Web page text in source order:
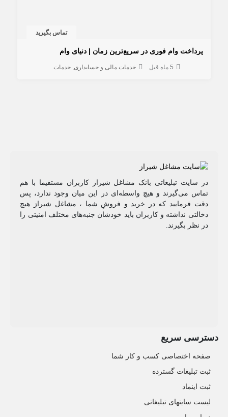
تماس بگیرید
پرداخت وام فوری در سریع‌ترین زمان | دنیای وام
5 ماه قبل خدمات مالی و حسابداری خدمات
در سایت تبلیغاتی بانک مشاغل شیراز کاربران مستقیما با هم
تماس می‌گیرند و هیچ واسطه‌ای در این میان وجود ندارد، پس
دقت فرمایید که در خرید و فروشِ شما ، مشاغل شیراز هیچ
دخالتی نداشته و کاربران باید خودشان جنبه‌های مختلف امنیتی را
در نظر بگیرند.
دسترسی سریع
صفحه اختصاصی کسب و کار شما
ثبت تبلیغات گسترده
ثبت اینماد
لیست سایتهای تبلیغاتی